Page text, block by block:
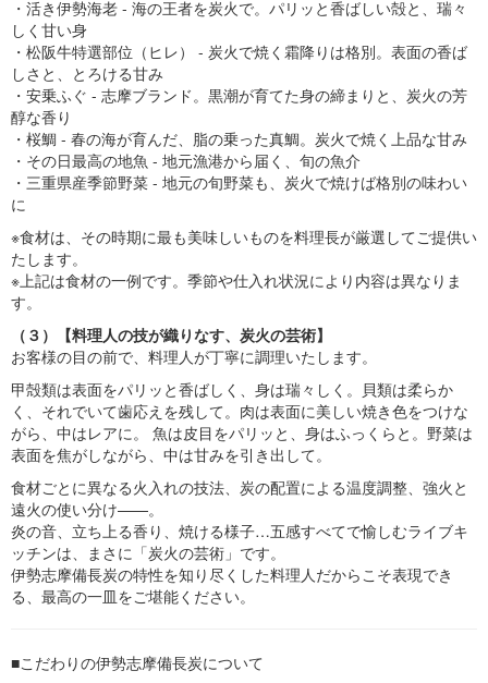
・活き伊勢海老 - 海の王者を炭火で。パリッと香ばしい殻と、瑞々
しく甘い身
・松阪牛特選部位（ヒレ） - 炭火で焼く霜降りは格別。表面の香ば
しさと、とろける甘み
・安乗ふぐ - 志摩ブランド。黒潮が育てた身の締まりと、炭火の芳
醇な香り
・桜鯛 - 春の海が育んだ、脂の乗った真鯛。炭火で焼く上品な甘み
・その日最高の地魚 - 地元漁港から届く、旬の魚介
・三重県産季節野菜 - 地元の旬野菜も、炭火で焼けば格別の味わい
に
※食材は、その時期に最も美味しいものを料理長が厳選してご提供い
たします。
※上記は食材の一例です。季節や仕入れ状況により内容は異なりま
す。
（３）【料理人の技が織りなす、炭火の芸術】
お客様の目の前で、料理人が丁寧に調理いたします。
甲殻類は表面をパリッと香ばしく、身は瑞々しく。貝類は柔らか
く、それでいて歯応えを残して。肉は表面に美しい焼き色をつけな
がら、中はレアに。 魚は皮目をパリッと、身はふっくらと。野菜は
表面を焦がしながら、中は甘みを引き出して。
食材ごとに異なる火入れの技法、炭の配置による温度調整、強火と
遠火の使い分け——。
炎の音、立ち上る香り、焼ける様子…五感すべてで愉しむライブキ
ッチンは、まさに「炭火の芸術」です。
伊勢志摩備長炭の特性を知り尽くした料理人だからこそ表現でき
る、最高の一皿をご堪能ください。
■こだわりの伊勢志摩備長炭について